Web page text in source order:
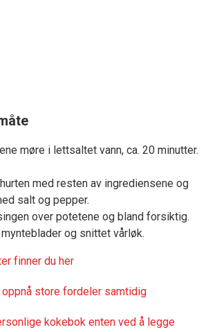
møre i lettsaltet vann, ca. 20 minutter.
med resten av ingrediensene og
salt og pepper.
over potetene og bland forsiktig.
og snittet vårløk.
finner du her
oppnå store fordeler samtidig
kokebok enten ved å legge